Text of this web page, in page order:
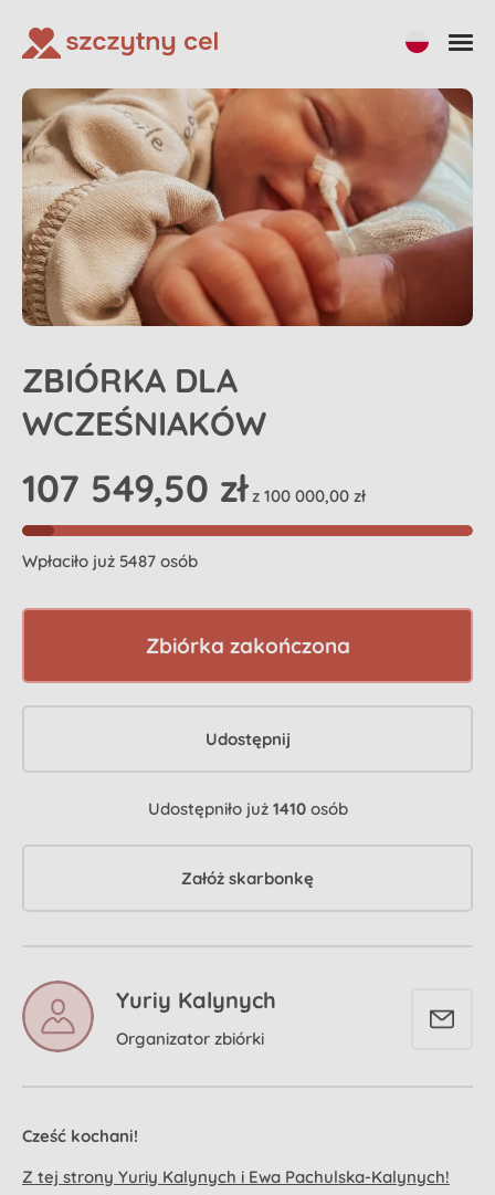
ZBIÓRKA DLA
WCZEŚNIAKÓW
107 549,50 zł z 100 000,00 zł
Wpłaciło już 5487 osób
Zbiórka zakończona
Udostępnij
Udostępniło już 1410osób
Załóż skarbonkę
Yuriy Kalynych
Organizator zbiórki
Cześć kochani!
Z tej strony Yuriy Kalynych i Ewa Pachulska-Kalynych!
Udostępnij